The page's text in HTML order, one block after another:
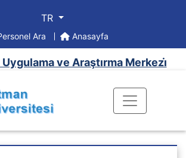
TR
Ara Anasayfa
ve Araştırma Merkezi̇